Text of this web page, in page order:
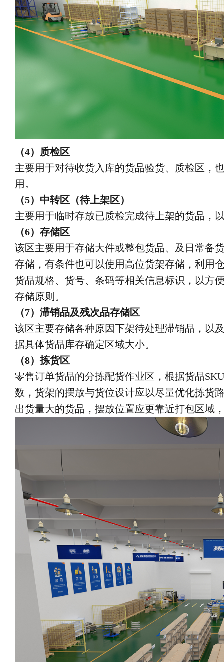
（4）质检区
主要用于对待收货入库的货品验货、质检区，
用。
（5）中转区（待上架区）
主要用于临时存放已质检完成待上架的货品，
（6）存储区
该区主要用于存储大件或整包货品、及日常备
存储，有条件也可以使用高位货架存储，利用
货品规格、货号、条码等相关信息标识，以方
存储原则。
（7）滞销品及残次品存储区
该区主要存储各种原因下架待处理滞销品，以
据具体货品库存确定区域大小。
（8）拣货区
零售订单货品的分拣配货作业区，根据货品
数，货架的摆放与货位设计应以尽量优化拣货
出货量大的货品，摆放位置应更靠近打包区域